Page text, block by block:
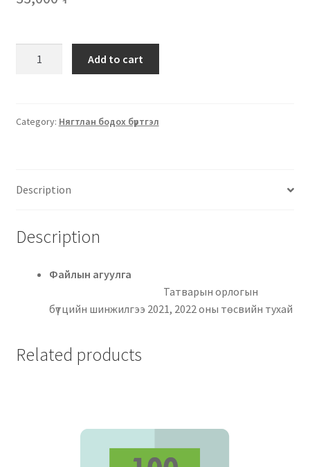
Add to cart
Category: Нягтлан бодох бүртгэл
Description
Description
Файлын агуулга
Татварын орлогын
бүтцийн шинжилгээ 2021, 2022 оны төсвийн тухай
Related products